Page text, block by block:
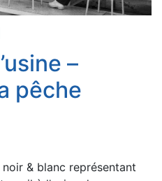
–
pêche
& blanc représentant